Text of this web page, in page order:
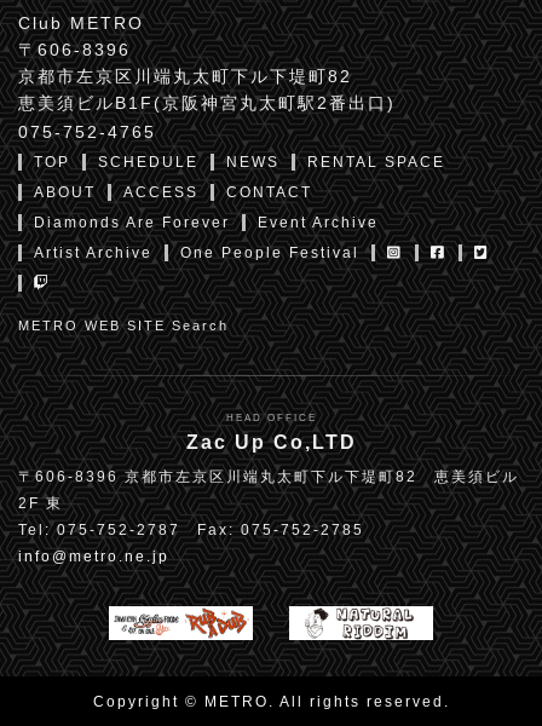
Club METRO
〒606-8396
京都市左京区川端丸太町下ル下堤町82
恵美須ビルB1F(京阪神宮丸太町駅2番出口)
075-752-4765
TOP SCHEDULE NEWS
RENTAL SPACE
ABOUT
ACCESS
CONTACT
Diamonds Are Forever
Event Archive
Artist Archive
One People Festival
METRO WEB SITE Search
HEAD OFFICE
Zac Up Co,LTD
〒606-8396 京都市左京区川端丸太町下ル下堤町82 恵美須ビル
2F 東
Tel: 075-752-2787 Fax: 075-752-2785
info@metro.ne.jp
Copyright © METRO. All rights reserved.